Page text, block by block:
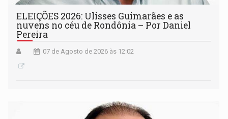
ELEIÇÕES 2026: Ulisses Guimarães e as
nuvens no céu de Rondônia – Por Daniel
Pereira
07 de Agosto de 2026 às 12:02